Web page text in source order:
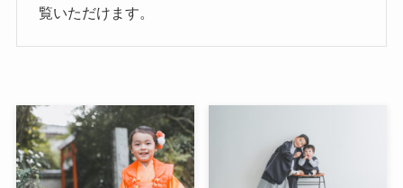
覧いただけます。